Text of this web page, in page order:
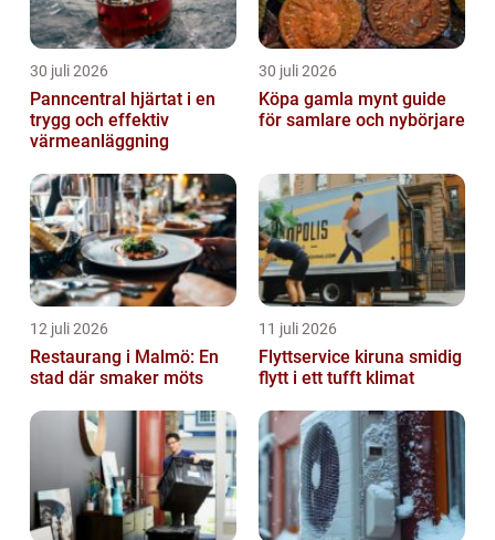
30 juli 2026
Panncentral hjärtat i en
trygg och effektiv
värmeanläggning
30 juli 2026
Köpa gamla mynt guide
för samlare och nybörjare
12 juli 2026
Restaurang i Malmö: En
stad där smaker möts
11 juli 2026
Flyttservice kiruna smidig
flytt i ett tufft klimat